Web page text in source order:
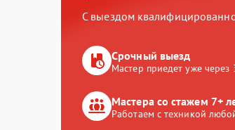
С выездом
Срочный выезд
Мастер приедет уже через
Мастера со стажем 7+
Работаем с техникой